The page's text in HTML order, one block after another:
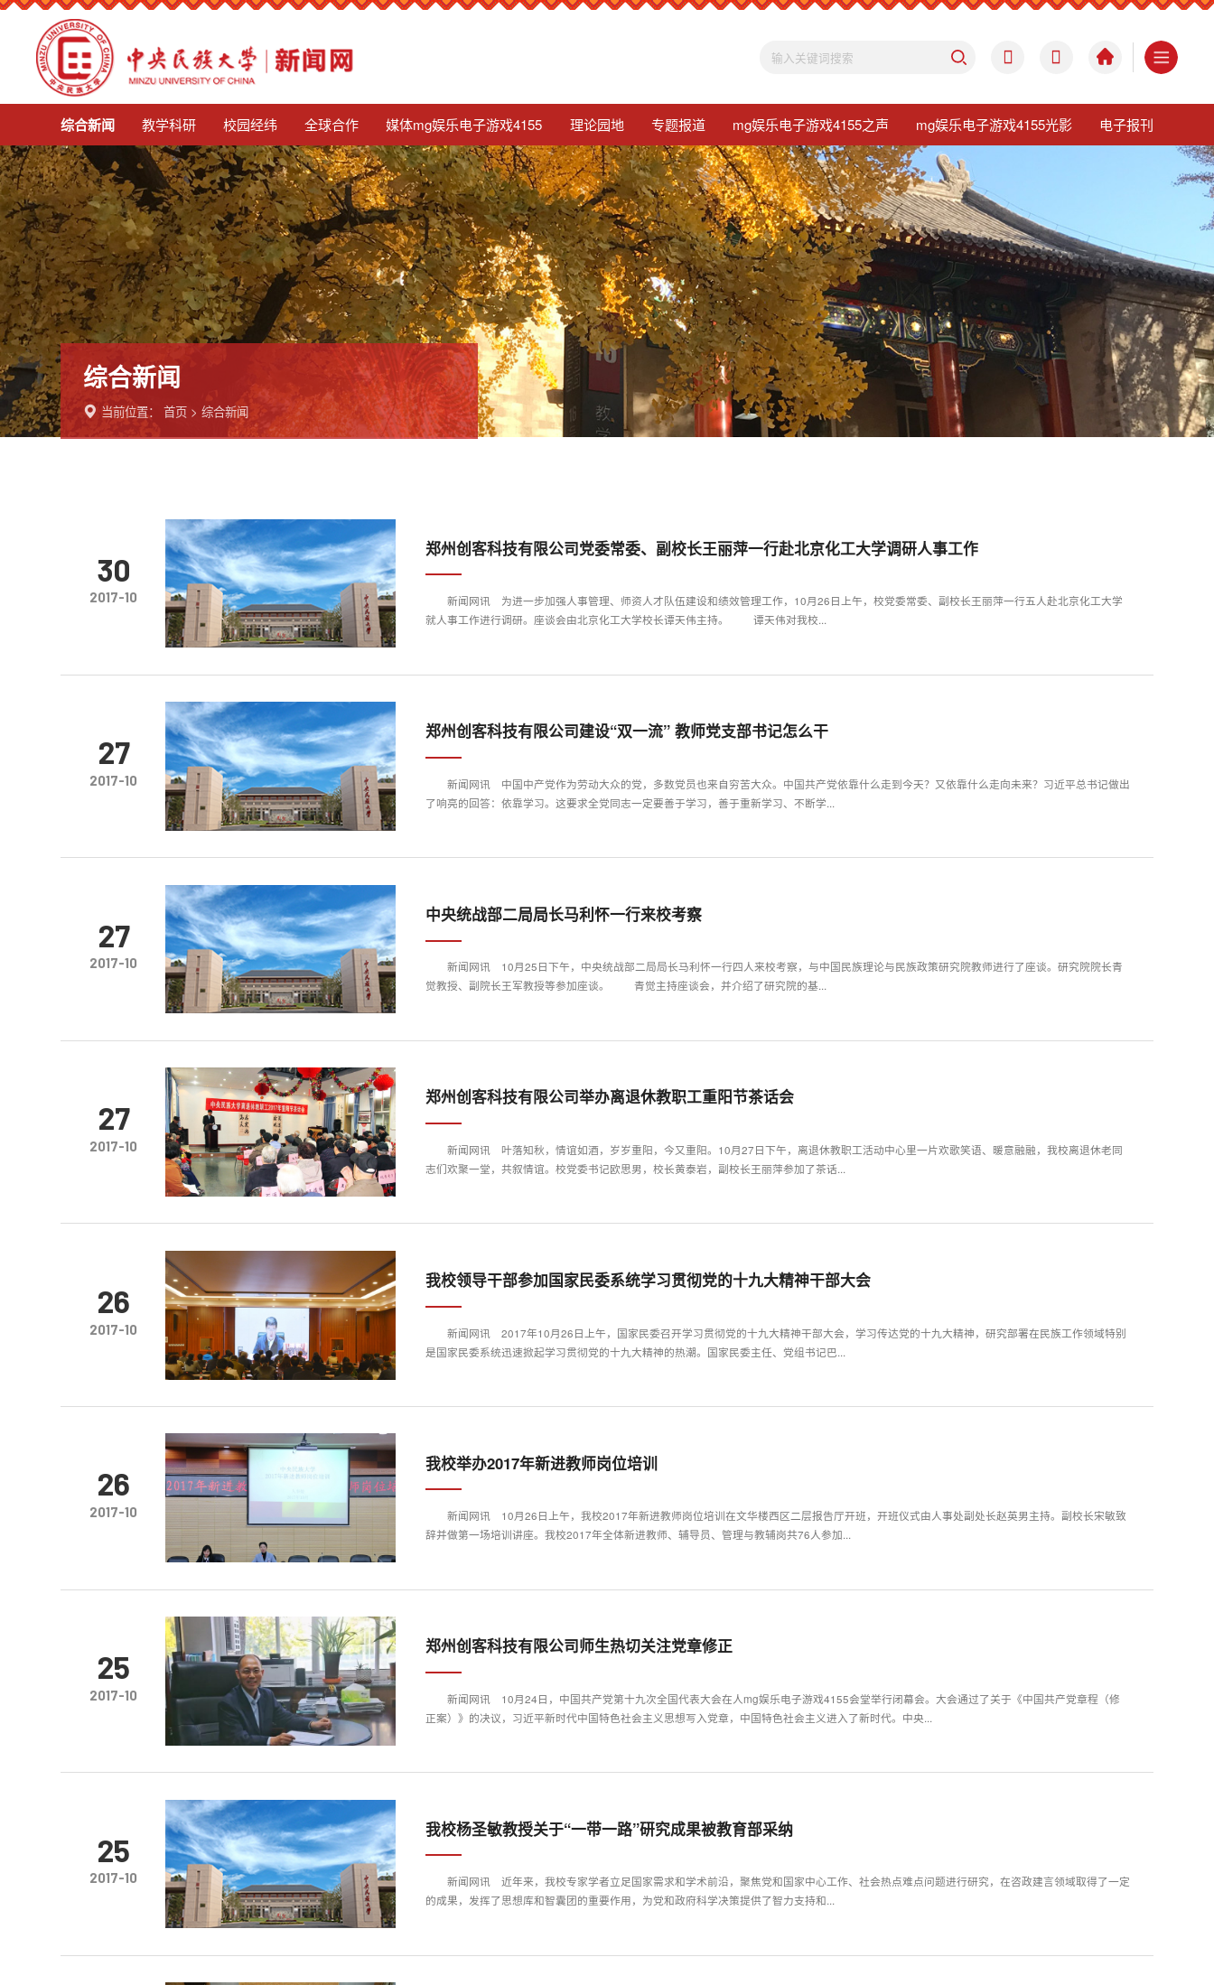
mg娱乐电子游戏4155
综合新闻 教学科研 校园经纬 全球合作 媒体mg娱乐电子游戏4155 理论园地 专题报道 mg娱乐电子游戏4155之声 mg娱乐电子游戏4155光影 电子报刊
综合新闻
当前位置：首页 >综合新闻
30
2017-10
郑州创客科技有限公司党委常委、副校长王丽萍一行赴北京化工大学调研人事工作
新闻网讯 为进一步加强人事管理、师资人才队伍建设和绩效管理工作，10月26日上午，校党委常委、副校长王丽萍一行五人赴北京化工大学
就人事工作进行调研。座谈会由北京化工大学校长谭天伟主持。 谭天伟对我校...
27
2017-10
郑州创客科技有限公司建设“双一流” 教师党支部书记怎么干
新闻网讯 中国中产党作为劳动大众的党，多数党员也来自穷苦大众。中国共产党依靠什么走到今天？又依靠什么走向未来？习近平总书记做出
了响亮的回答：依靠学习。这要求全党同志一定要善于学习，善于重新学习、不断学...
27
2017-10
中央统战部二局局长马利怀一行来校考察
新闻网讯 10月25日下午，中央统战部二局局长马利怀一行四人来校考察，与中国民族理论与民族政策研究院教师进行了座谈。研究院院长青
觉教授、副院长王军教授等参加座谈。 青觉主持座谈会，并介绍了研究院的基...
27
2017-10
郑州创客科技有限公司举办离退休教职工重阳节茶话会
新闻网讯 叶落知秋，情谊如酒，岁岁重阳，今又重阳。10月27日下午，离退休教职工活动中心里一片欢歌笑语、暖意融融，我校离退休老同
志们欢聚一堂，共叙情谊。校党委书记欧思男，校长黄泰岩，副校长王丽萍参加了茶话...
26
2017-10
我校领导干部参加国家民委系统学习贯彻党的十九大精神干部大会
新闻网讯 2017年10月26日上午，国家民委召开学习贯彻党的十九大精神干部大会，学习传达党的十九大精神，研究部署在民族工作领域特别
是国家民委系统迅速掀起学习贯彻党的十九大精神的热潮。国家民委主任、党组书记巴...
26
2017-10
我校举办2017年新进教师岗位培训
新闻网讯 10月26日上午，我校2017年新进教师岗位培训在文华楼西区二层报告厅开班，开班仪式由人事处副处长赵英男主持。副校长宋敏致
辞并做第一场培训讲座。我校2017年全体新进教师、辅导员、管理与教辅岗共76人参加...
25
2017-10
郑州创客科技有限公司师生热切关注党章修正
新闻网讯 10月24日，中国共产党第十九次全国代表大会在人mg娱乐电子游戏4155会堂举行闭幕会。大会通过了关于《中国共产党章程（修
正案）》的决议，习近平新时代中国特色社会主义思想写入党章，中国特色社会主义进入了新时代。中央...
25
2017-10
我校杨圣敏教授关于“一带一路”研究成果被教育部采纳
新闻网讯 近年来，我校专家学者立足国家需求和学术前沿，聚焦党和国家中心工作、社会热点难点问题进行研究，在咨政建言领域取得了一定
的成果，发挥了思想库和智囊团的重要作用，为党和政府科学决策提供了智力支持和...